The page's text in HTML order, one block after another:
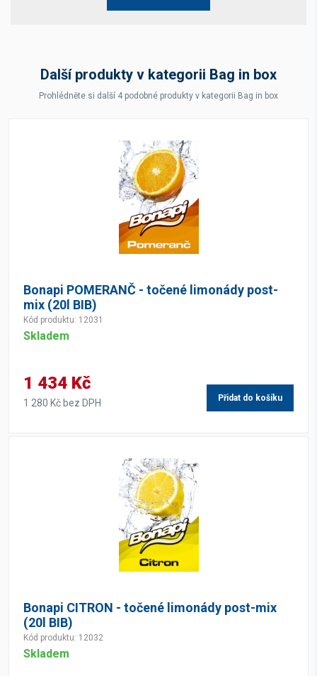
Další produkty v kategorii Bag in box
Prohlédněte si další 4 podobné produkty v kategorii Bag in box
Bonapi POMERANČ - točené limonády post-
mix (20l BIB)
Kód produktu: 12031
Skladem
1 434 Kč
1 280 Kč bez DPH Přidat do košíku
Bonapi CITRON - točené limonády post-mix
(20l BIB)
Kód produktu: 12032
Skladem